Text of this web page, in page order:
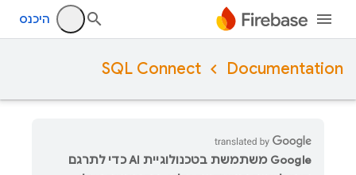
היכנס
Documentation
SQL Connect
‫Google משתמשת בטכנולוגיית AI כדי לתרגם